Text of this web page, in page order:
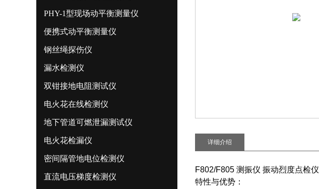
PHY-1型现场动平衡测量仪
便携式动平衡测量仪
钢丝绳探伤仪
漏水检测仪
双钳接地电阻测试仪
电火花在线检测仪
地下管道可燃泄漏测试仪
电火花检漏仪
密间隔管地电位检测仪
直流电压梯度检测仪
详细介绍
F802/F805 测振仪 振动烈度点检
特性与优势：